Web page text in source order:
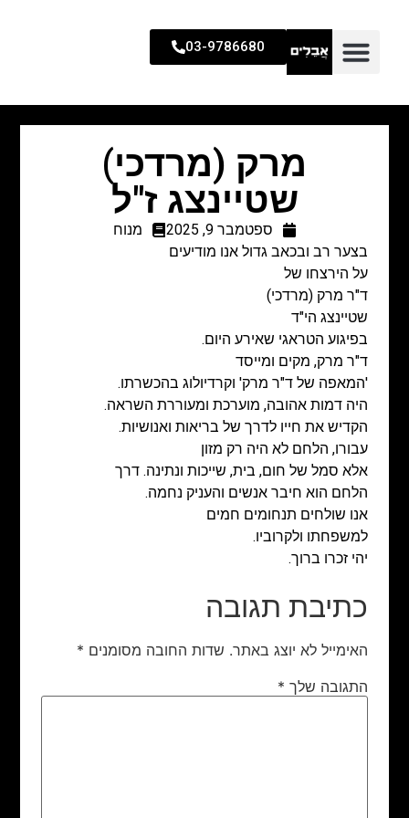
03-9786680
מרק (מרדכי)
שטיינצג ז"ל
ספטמבר 9, 2025
מנוח
בצער רב ובכאב גדול אנו מודיעים
על הירצחו של
ד"ר מרק (מרדכי)
שטיינצג הי"ד
בפיגוע הטראגי שאירע היום.
ד"ר מרק, מקים ומייסד
'המאפה של ד"ר מרק' וקרדיולוג בהכשרתו.
היה דמות אהובה, מוערכת ומעוררת השראה.
הקדיש את חייו לדרך של בריאות ואנושיות.
עבורו, הלחם לא היה רק מזון
אלא סמל של חום, בית, שייכות ונתינה. דרך
הלחם הוא חיבר אנשים והעניק נחמה.
אנו שולחים תנחומים חמים
למשפחתו ולקרוביו.
יהי זכרו ברוך.
כתיבת תגובה
האימייל לא יוצג באתר. שדות החובה מסומנים *
התגובה שלך *